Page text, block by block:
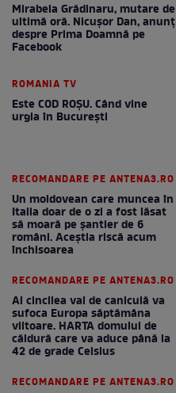
Mirabela Grădinaru, mutare de
ultimă oră. Nicuşor Dan, anunţ
despre Prima Doamnă pe
Facebook
ROMANIA TV
Este COD ROŞU. Când vine
urgia în Bucureşti
RECOMANDARE PE ANTENA3.RO
Un moldovean care muncea în
Italia doar de o zi a fost lăsat
să moară pe şantier de 6
români. Aceștia riscă acum
închisoarea
RECOMANDARE PE ANTENA3.RO
Al cincilea val de caniculă va
sufoca Europa săptămâna
viitoare. HARTA domului de
căldură care va aduce până la
42 de grade Celsius
RECOMANDARE PE ANTENA3.RO